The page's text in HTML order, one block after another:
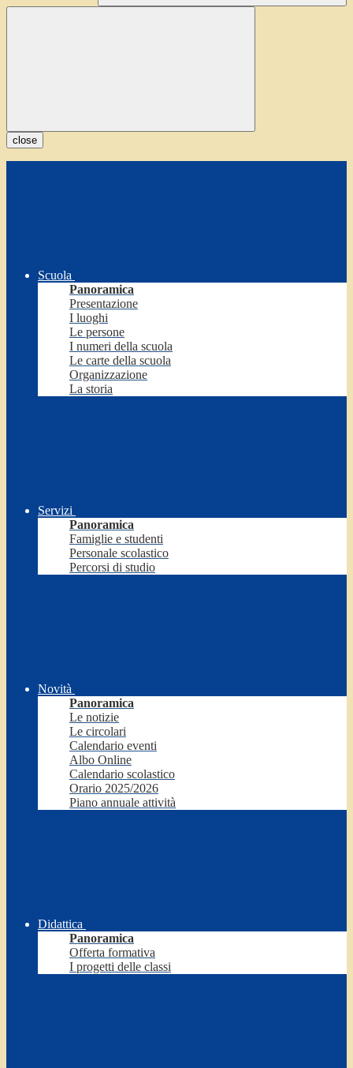
close
Scuola
Panoramica
Presentazione
I luoghi
Le persone
I numeri della scuola
Le carte della scuola
Organizzazione
La storia
Servizi
Panoramica
Famiglie e studenti
Personale scolastico
Percorsi di studio
Novità
Panoramica
Le notizie
Le circolari
Calendario eventi
Albo Online
Calendario scolastico
Orario 2025/2026
Piano annuale attività
Didattica
Panoramica
Offerta formativa
I progetti delle classi